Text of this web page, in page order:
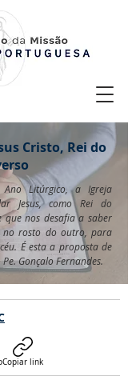
Cristo, Rei do
Litúrgico, a Igreja
Jesus, como Rei do
que nos desafia a saber
no rosto do outro, para
É esta a proposta de
Gonçalo Fernandes.
Copiar link